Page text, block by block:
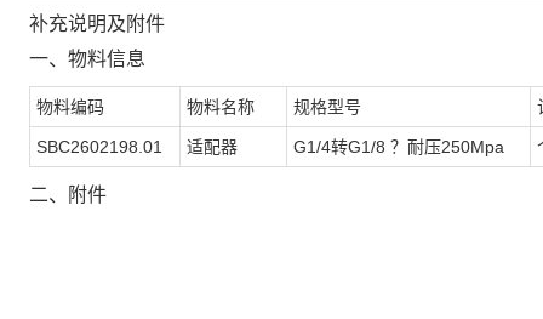
补充说明及附件
一、物料信息
物料编码 物料名称 规格型号
SBC2602198.01 适配器 G1/4转G1/8 ？耐压250Mpa
二、附件